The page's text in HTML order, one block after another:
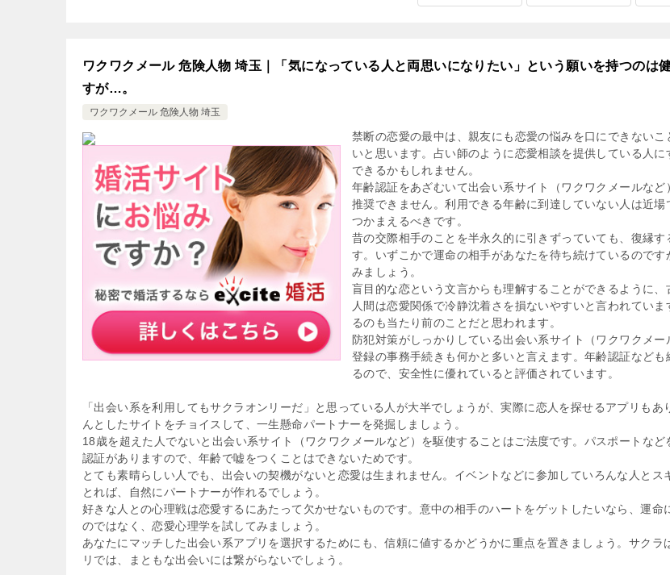
ワクワクメール 危険人物 埼玉｜「気になっている人と両思いになりたい」という願いを持つのは
すが…。
ワクワクメール 危険人物 埼玉
禁断の恋愛の最中は、親友にも恋愛の悩みを口にできないこ
いと思います。占い師のように恋愛相談を提供している人に
できるかもしれません。
年齢認証をあざむいて出会い系サイト（ワクワクメールなど
推奨できません。利用できる年齢に到達していない人は近場
つかまえるべきです。
昔の交際相手のことを半永久的に引きずっていても、復縁す
す。いずこかで運命の相手があなたを待ち続けているのです
みましょう。
盲目的な恋という文言からも理解することができるように、
人間は恋愛関係で冷静沈着さを損ないやすいと言われていま
るのも当たり前のことだと思われます。
防犯対策がしっかりしている出会い系サイト（ワクワクメー
登録の事務手続きも何かと多いと言えます。年齢認証なども
るので、安全性に優れていると評価されています。
「出会い系を利用してもサクラオンリーだ」と思っている人が大半でしょうが、実際に恋人を探せるアプリもあ
んとしたサイトをチョイスして、一生懸命パートナーを発掘しましょう。
18歳を超えた人でないと出会い系サイト（ワクワクメールなど）を駆使することはご法度です。パスポートなど
認証がありますので、年齢で嘘をつくことはできないためです。
とても素晴らしい人でも、出会いの契機がないと恋愛は生まれません。イベントなどに参加していろんな人とス
とれば、自然にパートナーが作れるでしょう。
好きな人との心理戦は恋愛するにあたって欠かせないものです。意中の相手のハートをゲットしたいなら、運命
のではなく、恋愛心理学を試してみましょう。
あなたにマッチした出会い系アプリを選択するためにも、信頼に値するかどうかに重点を置きましょう。サクラ
リでは、まともな出会いには繋がらないでしょう。